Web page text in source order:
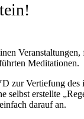
Meditationen.
zur Vertiefung des
selbst erstellte
darauf an.